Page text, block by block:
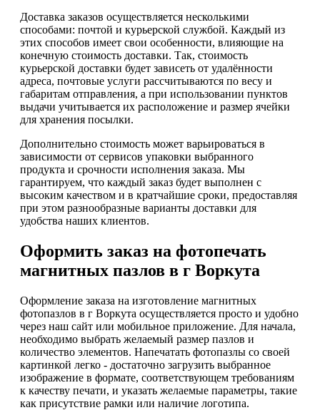
Доставка заказов осуществляется несколькими
способами: почтой и курьерской службой. Каждый из
этих способов имеет свои особенности, влияющие на
конечную стоимость доставки. Так, стоимость
курьерской доставки будет зависеть от удалённости
адреса, почтовые услуги рассчитываются по весу и
габаритам отправления, а при использовании пунктов
выдачи учитывается их расположение и размер ячейки
для хранения посылки.
Дополнительно стоимость может варьироваться в
зависимости от сервисов упаковки выбранного
продукта и срочности исполнения заказа. Мы
гарантируем, что каждый заказ будет выполнен с
высоким качеством и в кратчайшие сроки, предоставляя
при этом разнообразные варианты доставки для
удобства наших клиентов.
Оформить заказ на фотопечать
магнитных пазлов в г Воркута
Оформление заказа на изготовление магнитных
фотопазлов в г Воркута осуществляется просто и удобно
через наш сайт или мобильное приложение. Для начала,
необходимо выбрать желаемый размер пазлов и
количество элементов. Напечатать фотопазлы со своей
картинкой легко - достаточно загрузить выбранное
изображение в формате, соответствующем требованиям
к качеству печати, и указать желаемые параметры, такие
как присутствие рамки или наличие логотипа.